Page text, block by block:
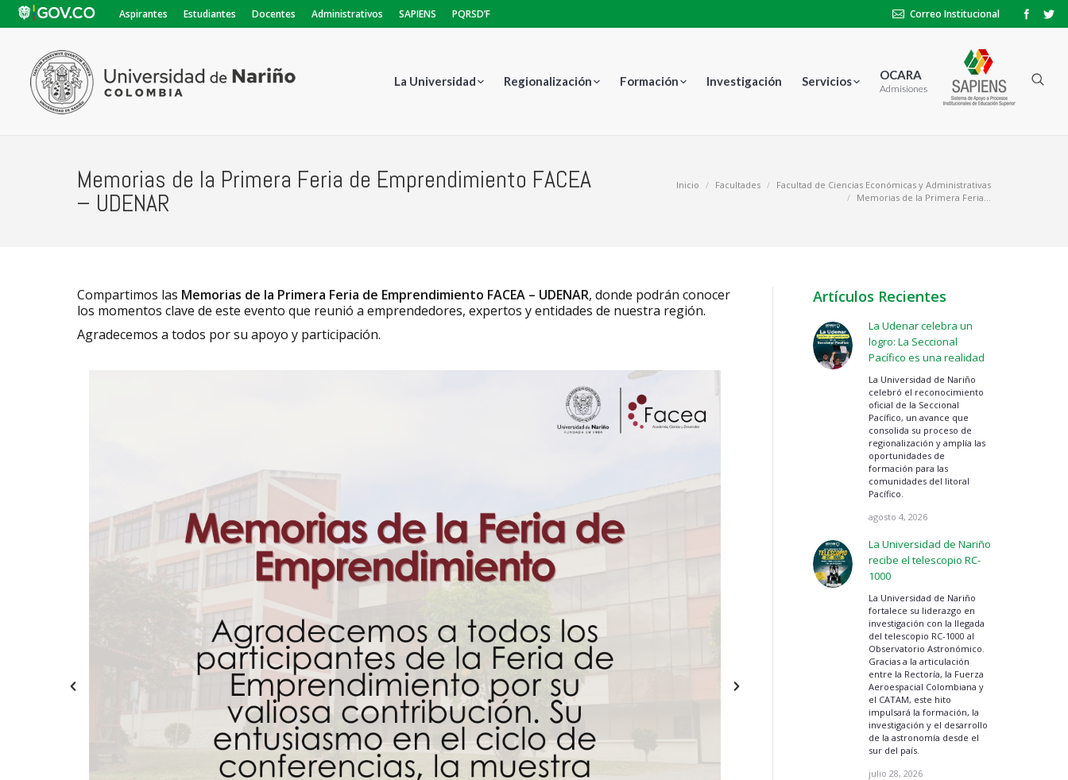
Aspirantes Estudiantes Docentes Administrativos SAPIENS PQRSD’F Correo Institucional
La Universidad Regionalización Formación Investigación Servicios OCARA
Admisiones
Memorias de la Primera Feria de Emprendimiento FACEA
– UDENAR
Inicio Facultades
Facultad de Ciencias Económicas y Administrativas
Memorias de la Primera Feria…
Compartimos las Memorias de la Primera Feria de Emprendimiento FACEA – UDENAR, donde podrán conocer
los momentos clave de este evento que reunió a emprendedores, expertos y entidades de nuestra región.
Agradecemos a todos por su apoyo y participación.
Artículos Recientes
La Udenar celebra un
logro: La Seccional
Pacífico es una realidad
La Universidad de Nariño
celebró el reconocimiento
oficial de la Seccional
Pacífico, un avance que
consolida su proceso de
regionalización y amplía las
oportunidades de
formación para las
comunidades del litoral
Pacífico.
agosto 4, 2026
La Universidad de Nariño
recibe el telescopio RC-
1000
La Universidad de Nariño
fortalece su liderazgo en
investigación con la llegada
del telescopio RC-1000 al
Observatorio Astronómico.
Gracias a la articulación
entre la Rectoría, la Fuerza
Aeroespacial Colombiana y
el CATAM, este hito
impulsará la formación, la
investigación y el desarrollo
de la astronomía desde el
sur del país.
julio 28, 2026